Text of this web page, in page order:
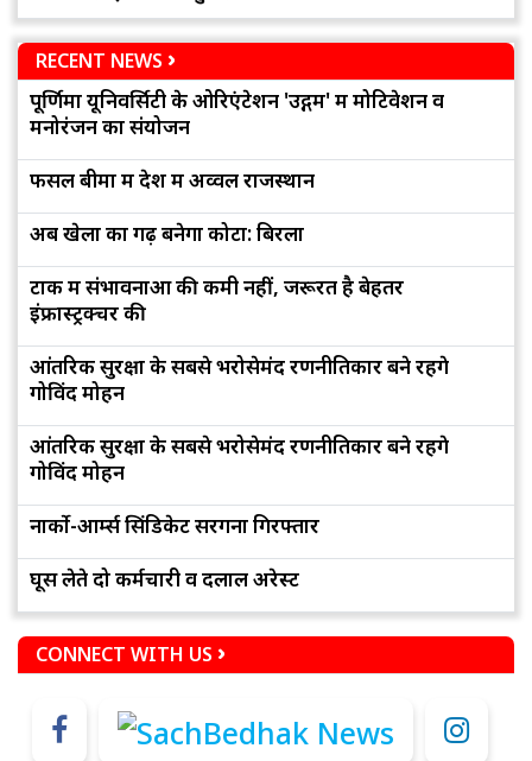
RECENT NEWS
पूर्णिमा यूनिवर्सिटी के ओरिएंटेशन 'उद्गम' में मोटिवेशन व
मनोरंजन का संयोजन
फसल बीमा में देश में अव्वल राजस्थान
अब खेलों का गढ़ बनेगा कोटा: बिरला
टोंक में संभावनाओं की कमी नहीं, जरूरत है बेहतर
इंफ्रास्ट्रक्चर की
आंतरिक सुरक्षा के सबसे भरोसेमंद रणनीतिकार बने रहेंगे
गोविंद मोहन
आंतरिक सुरक्षा के सबसे भरोसेमंद रणनीतिकार बने रहेंगे
गोविंद मोहन
नार्को-आर्म्स सिंडिकेट सरगना गिरफ्तार
घूस लेते दो कर्मचारी व दलाल अरेस्ट
CONNECT WITH US